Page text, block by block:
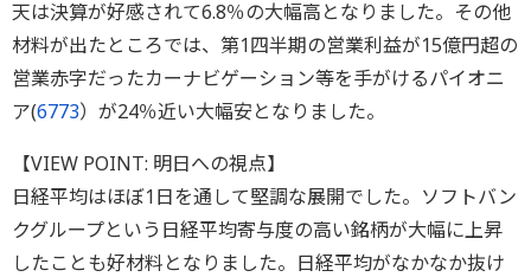
天は決算が好感されて6.8％の大幅高となりました。その他
材料が出たところでは、第1四半期の営業利益が15億円超の
営業赤字だったカーナビゲーション等を手がけるパイオニ
ア(6773）が24％近い大幅安となりました。
【VIEW POINT: 明日への視点】
日経平均はほぼ1日を通して堅調な展開でした。ソフトバン
クグループという日経平均寄与度の高い銘柄が大幅に上昇
したことも好材料となりました。日経平均がなかなか抜け